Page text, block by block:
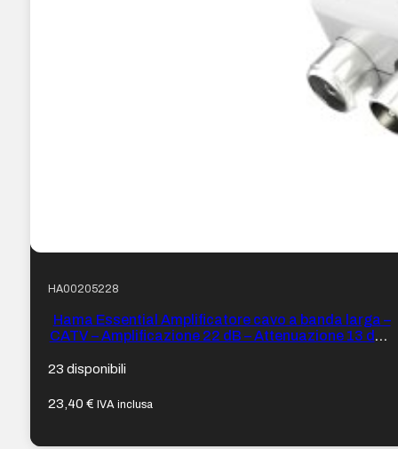
HA00205228
Hama Essential Amplificatore cavo a banda larga –
CATV – Amplificazione 22 dB – Attenuazione 13 dB –
23 disponibili
23,40€ IVA inclusa